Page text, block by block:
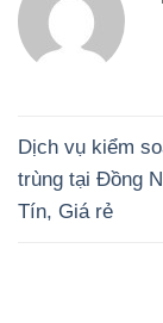
Dịch vụ kiểm
trùng tại Đồng
Tín, Giá rẻ